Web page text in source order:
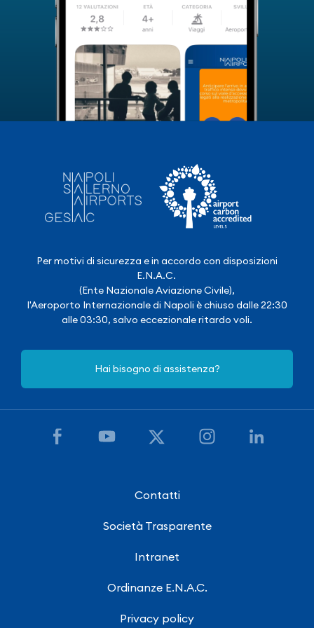
Per motivi di sicurezza e in accordo con disposizioni
E.N.A.C.
(Ente Nazionale Aviazione Civile),
l'Aeroporto Internazionale di Napoli è chiuso dalle 22:30
alle 03:30, salvo eccezionale ritardo voli.
Hai bisogno di assistenza?
Contatti
Società Trasparente
Intranet
Ordinanze E.N.A.C.
Privacy policy